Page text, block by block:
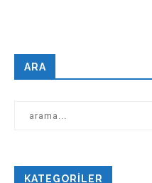
ARA
KATEGORILER